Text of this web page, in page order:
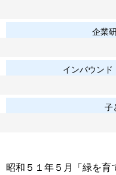
企業
インバウンド
子
昭和５１年５月「緑を育